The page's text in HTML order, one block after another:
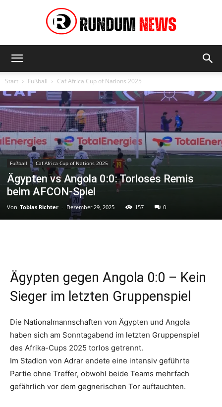
News
Start Fußball Caf Africa Cup of Nations 2025
Fußball Caf Africa Cup of Nations 2025
Ägypten vs Angola 0:0: Torloses Remis
beim AFCON-Spiel
Von Tobias Richter - Dezember 29, 2025 157 0
Ägypten gegen Angola 0:0 – Kein
Sieger im letzten Gruppenspiel
Die Nationalmannschaften von Ägypten und Angola
haben sich am Sonntagabend im letzten Gruppenspiel
des Afrika-Cups 2025 torlos getrennt.
Im Stadion von Adrar endete eine intensiv geführte
Partie ohne Treffer, obwohl beide Teams mehrfach
gefährlich vor dem gegnerischen Tor auftauchten.